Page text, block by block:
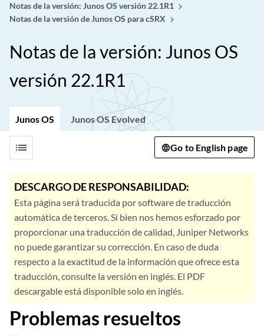
Notas de la versión: Junos OS versión 22.1R1
Notas de la versión de Junos OS para cSRX
Notas de la versión: Junos OS
versión 22.1R1
Junos OS Junos OS Evolved
list Go to English page
DESCARGO DE RESPONSABILIDAD:
Esta página será traducida por software de traducción
automática de terceros. Si bien nos hemos esforzado por
proporcionar una traducción de calidad, Juniper Networks
no puede garantizar su corrección. En caso de duda
respecto a la exactitud de la información que ofrece esta
traducción, consulte la versión en inglés. El PDF
descargable está disponible solo en inglés.
Problemas resueltos